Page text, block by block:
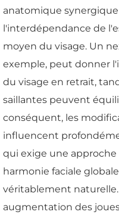
anatomique
l'interdépendance de
moyen du visage. Un
exemple, peut donner
du visage en retrait,
saillantes peuvent
conséquent, les
influencent
qui exige une
harmonie faciale
véritablement naturelle.
augmentation des